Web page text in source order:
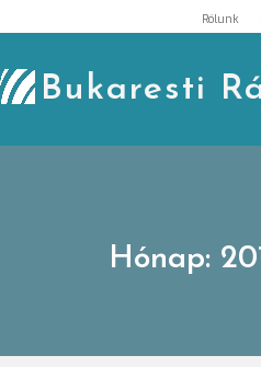
to
content
Rólunk
Bukaresti
Hónap: